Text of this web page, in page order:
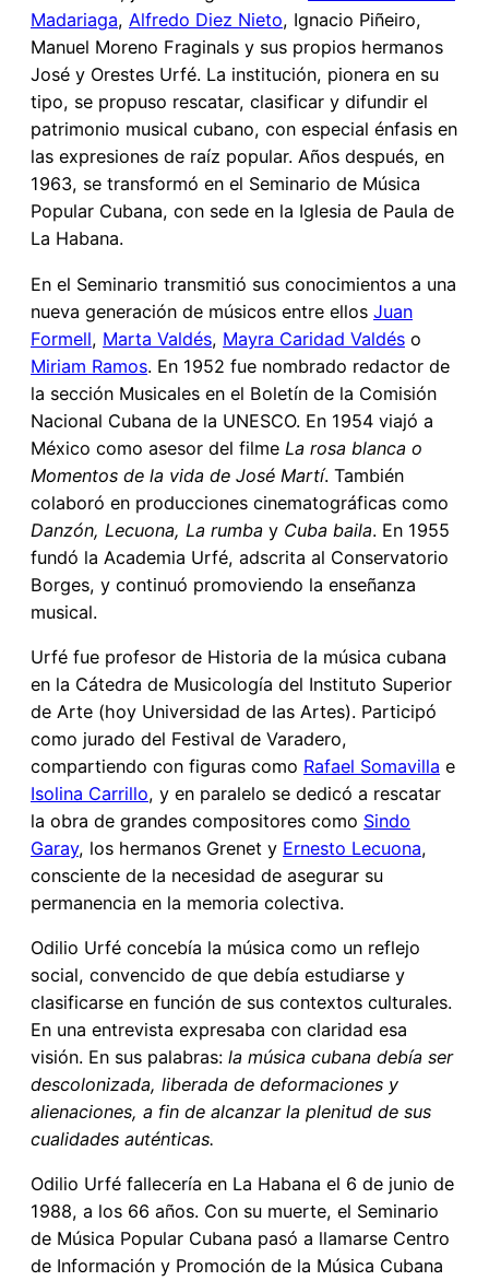
Madariaga, Alfredo Diez Nieto, Ignacio Piñeiro,
Manuel Moreno Fraginals y sus propios hermanos
José y Orestes Urfé. La institución, pionera en su
tipo, se propuso rescatar, clasificar y difundir el
patrimonio musical cubano, con especial énfasis en
las expresiones de raíz popular. Años después, en
1963, se transformó en el Seminario de Música
Popular Cubana, con sede en la Iglesia de Paula de
La Habana.
En el Seminario transmitió sus conocimientos a una
nueva generación de músicos entre ellos Juan
Formell, Marta Valdés, Mayra Caridad Valdés o
Miriam Ramos. En 1952 fue nombrado redactor de
la sección Musicales en el Boletín de la Comisión
Nacional Cubana de la UNESCO. En 1954 viajó a
México como asesor del filme La rosa blanca o
Momentos de la vida de José Martí. También
colaboró en producciones cinematográficas como
Danzón, Lecuona, La rumba y Cuba baila. En 1955
fundó la Academia Urfé, adscrita al Conservatorio
Borges, y continuó promoviendo la enseñanza
musical.
Urfé fue profesor de Historia de la música cubana
en la Cátedra de Musicología del Instituto Superior
de Arte (hoy Universidad de las Artes). Participó
como jurado del Festival de Varadero,
compartiendo con figuras como Rafael Somavilla e
Isolina Carrillo, y en paralelo se dedicó a rescatar
la obra de grandes compositores como Sindo
Garay, los hermanos Grenet y Ernesto Lecuona,
consciente de la necesidad de asegurar su
permanencia en la memoria colectiva.
Odilio Urfé concebía la música como un reflejo
social, convencido de que debía estudiarse y
clasificarse en función de sus contextos culturales.
En una entrevista expresaba con claridad esa
visión. En sus palabras: la música cubana debía ser
descolonizada, liberada de deformaciones y
alienaciones, a fin de alcanzar la plenitud de sus
cualidades auténticas.
Odilio Urfé fallecería en La Habana el 6 de junio de
1988, a los 66 años. Con su muerte, el Seminario
de Música Popular Cubana pasó a llamarse Centro
de Información y Promoción de la Música Cubana